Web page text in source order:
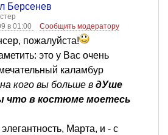
Берсенев
в 01:00
Сообщить модератору
пожалуйста!
это у Вас очень
каламбур
на кого вы больше в дУше
что в костюме моетесь
Марта, и - с